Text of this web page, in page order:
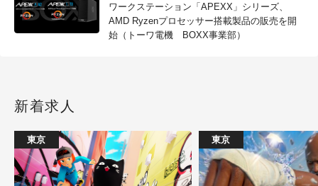
ワークステーション「APEXX」シリーズ、
AMD Ryzenプロセッサー搭載製品の販売を開
始（トーワ電機 BOXX事業部）
新着求人
東京 東京